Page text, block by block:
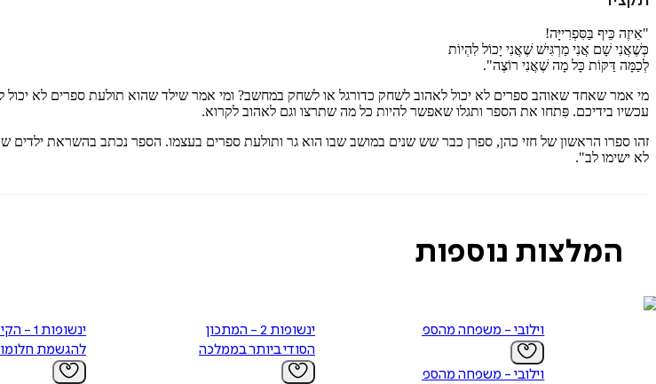
"אֵיזֶה כֵּיף בַּסִּפְרִייָּה!
כְּשֶׁאֲנִי שָׁם אֲנִי מַרְגִּישׁ שֶׁאֲנִי יָכוֹל לִהְיוֹת
לְכַמָּה דַּקּוֹת כָּל מָה שֶׁאֲנִי רוֹצֶה".
מי אמר שאחד שאוהב ספרים לא יכול לאהוב לשחק כדורגל או לשחק במחשב? ומי אמר שילד שהוא תולעת ספרים לא יכול
עכשיו בידיכם. פִּתחו את הספר ותגלו שאפשר להיות כל מה שתרצו וגם לאהוב לקרוא.
זהו ספרו הראשון של חזי כהן, ספרן כבר שש שנים במושב שבו הוא גר ותולעת ספרים בעצמו. הספר נכתב בהשראת
לא ישימו לב".
המלצות נוספות
וילובי - משפחה מהספרים
וילובי - משפחה מהספרים
ינשופות 2 - המתכון
הסודי ביותר בממלכה
ינשופות 1
להגשמת